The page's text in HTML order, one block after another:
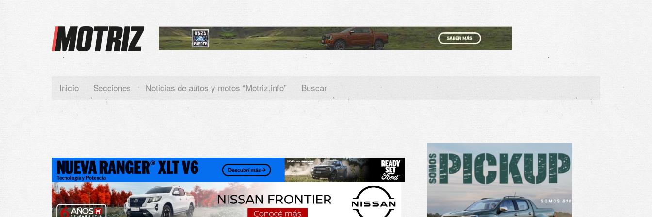
Inicio Secciones Noticias de autos y motos “Motriz.info” Buscar